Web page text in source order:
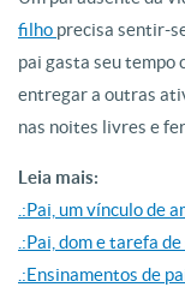
filho precisa sentir-
pai gasta seu tempo
entregar a outras
nas noites livres e
Leia mais:
.:Pai, um vínculo de
.:Pai, dom e tarefa
.:Ensinamentos de